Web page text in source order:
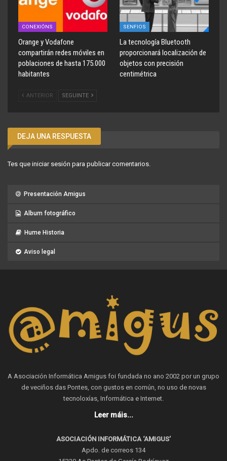
CONEXIÓNS
Orange y Vodafone
compartirán redes móviles en
poblaciones de hasta 175.000
habitantes
SENFIOS
La tecnología Bluetooth
proporcionará localización de
objetos con precisión
centimétrica
ANTERIOR SEGUINTE
DEJA UNA RESPUESTA
Tes que iniciar sesión para publicar comentarios.
Presentación Amigus
Album fotográfico
Hume Historia
Aviso legal
A Asociación Informática Amigus foi fundada no ano 2002 por un grupo
de veciños das Pontes, con gustos en común, no uso de novas
tecnoloxías, Informática e Internet.
Leer máis...
ASOCIACIÓN INFORMÁTICA ‘AMIGUS’
Apdo. de correos 134